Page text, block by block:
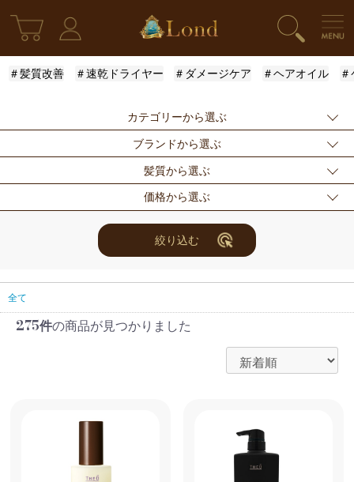
＃髪質改善 ＃速乾ドライヤー ＃ダメージケア ＃ヘアオイル
カテゴリーから選ぶ
新発売 シャンプー
トリートメント
アウトバストリー
ドライヤー・ヘア
アイロン
スタイリング
for Men
メンズスタイリン
グ
ブランドから選ぶ
指定なし Londオリジナル
ケラスターゼ
モロッカンオイル
ルベル
アリミノ
ナンバースリー
ミアン フォード
ホリスティックキ
アクティバート
髪質から選ぶ
ふんわり ハリ・コシ
ウェット
ツヤ
しっとり
価格から選ぶ
〜3000円
3001円〜5000円
円
30000円
絞り込む
全て
275件の商品が見つかりました